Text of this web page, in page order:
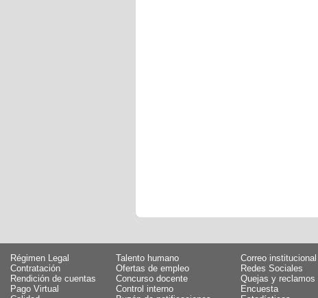
Régimen Legal
Talento humano
Contratación
Ofertas de empleo
Rendición de cuentas
Concurso docente
Pago Virtual
Control interno
Correo institucional
Redes Sociales
Quejas y reclamos
Encuesta